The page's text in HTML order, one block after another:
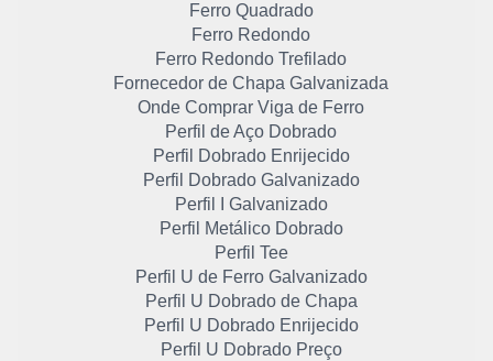
Ferro Quadrado
Ferro Redondo
Ferro Redondo Trefilado
Fornecedor de Chapa Galvanizada
Onde Comprar Viga de Ferro
Perfil de Aço Dobrado
Perfil Dobrado Enrijecido
Perfil Dobrado Galvanizado
Perfil I Galvanizado
Perfil Metálico Dobrado
Perfil Tee
Perfil U de Ferro Galvanizado
Perfil U Dobrado de Chapa
Perfil U Dobrado Enrijecido
Perfil U Dobrado Preço